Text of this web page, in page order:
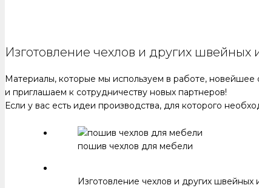
Изготовление чехлов и других
Материалы, которые мы используем в работе,
и приглашаем к сотрудничеству новых партнеров!
Если у вас есть идеи производства, для которого
пошив чехлов для мебели
Изготовление чехлов и других